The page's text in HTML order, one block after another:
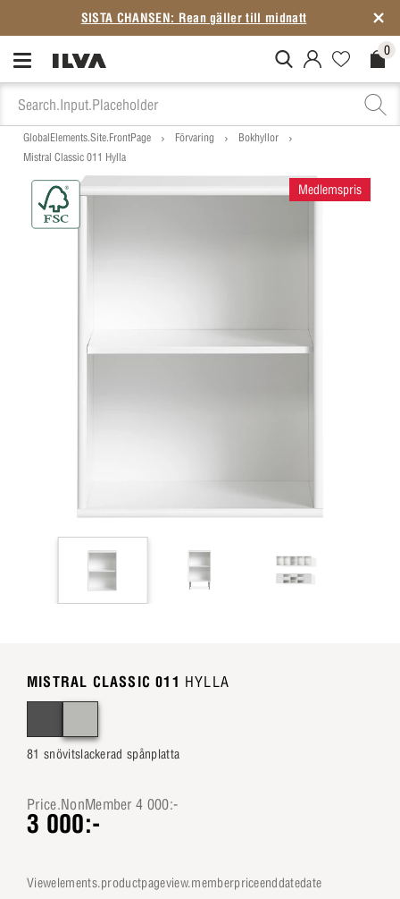
SISTA CHANSEN: Rean gäller till midnatt
MitIlva.Login 0
GlobalElements.Site.FrontPage Förvaring
Bokhyllor
Mistral Classic 011 Hylla
Medlemspris
MISTRAL CLASSIC 011 HYLLA
81 snövitslackerad spånplatta
Price.NonMember 4 000:-
3 000:-
viewelements.productpageview.memberpriceenddatedate